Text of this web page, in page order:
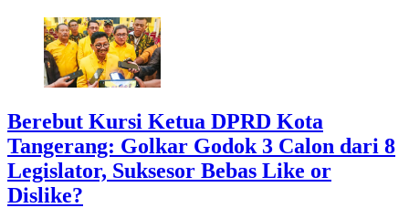
Berebut Kursi Ketua DPRD Kota
Tangerang: Golkar Godok 3 Calon dari 8
Legislator, Suksesor Bebas Like or
Dislike?